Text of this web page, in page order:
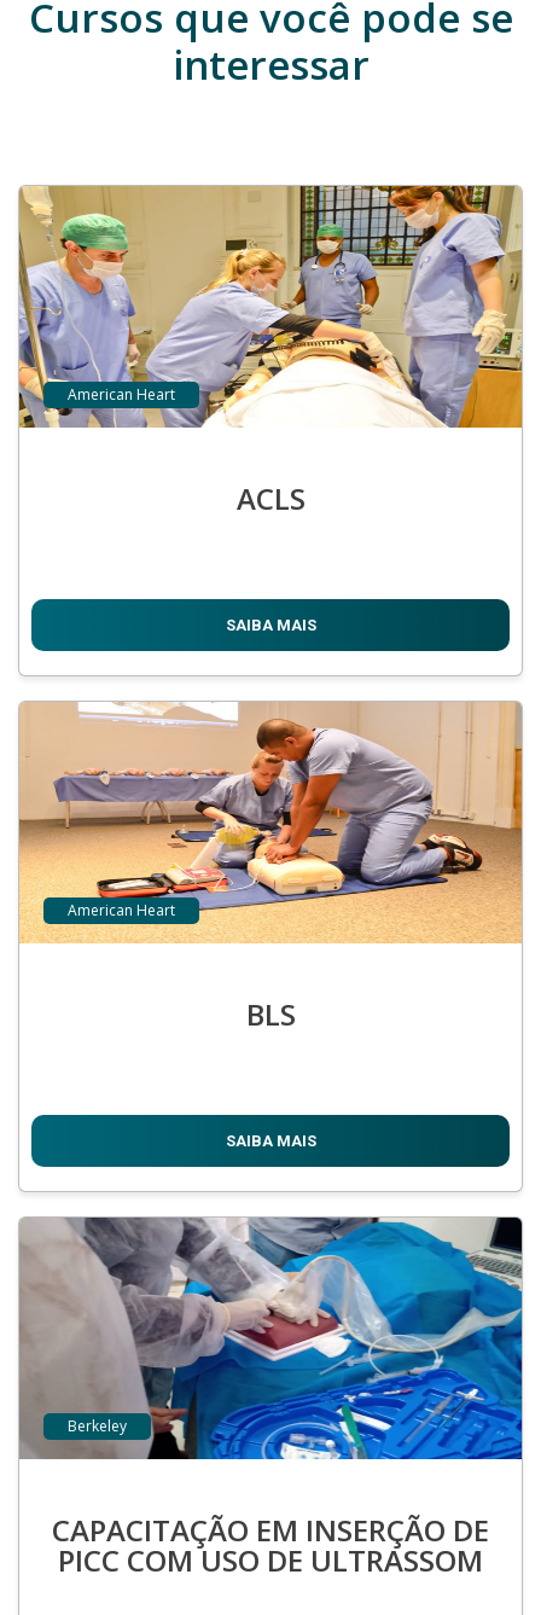
Cursos que você pode se
interessar
American Heart
ACLS
SAIBA MAIS
American Heart
BLS
SAIBA MAIS
Berkeley
CAPACITAÇÃO EM INSERÇÃO DE
PICC COM USO DE ULTRASSOM